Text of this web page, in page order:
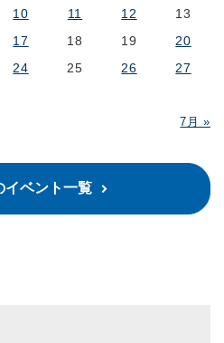
7月 »
10 11 12
13
17 18 19
20
24 25 26
27
イベント一覧